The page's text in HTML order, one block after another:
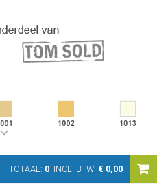
TOTAAL: 0 INCL. BTW: € 0,00